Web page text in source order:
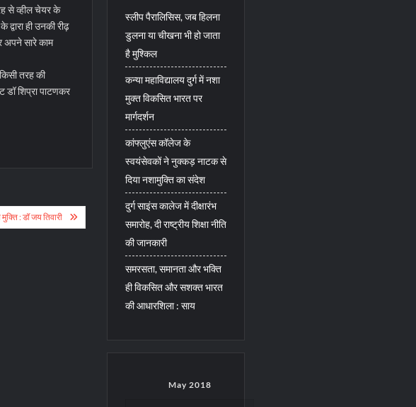
से व्हील चेयर के
ही उनकी रीढ़
अपने सारे काम
तरह की
डॉ शिप्रा पाटणकर
: डॉ जय तिवारी
स्लीप पैरालिसिस, जब हिलना
डुलना या चीखना भी हो जाता
है मुश्किल
कन्या महाविद्यालय दुर्ग में नशा
मुक्त विकसित भारत पर
मार्गदर्शन
कांफ्लुएंस कॉलेज के
स्वयंसेवकों ने नुक्कड़ नाटक से
दिया नशामुक्ति का संदेश
दुर्ग साइंस कालेज में दीक्षारंभ
समारोह, दी राष्ट्रीय शिक्षा नीति
की जानकारी
समरसता, समानता और भक्ति
ही विकसित और सशक्त भारत
की आधारशिला : साय
May 2018